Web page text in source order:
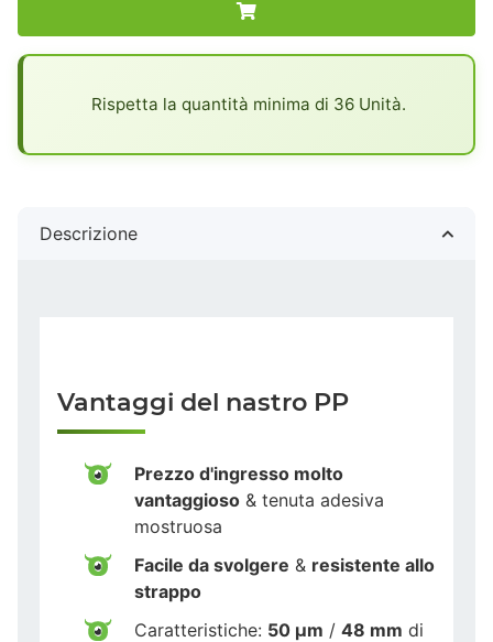
Rispetta la quantità minima di 36 Unità.
Descrizione
Vantaggi del nastro PP
Prezzo d'ingresso molto
vantaggioso & tenuta adesiva
mostruosa
Facile da svolgere & resistente allo
strappo
Caratteristiche: 50 µm / 48 mm di